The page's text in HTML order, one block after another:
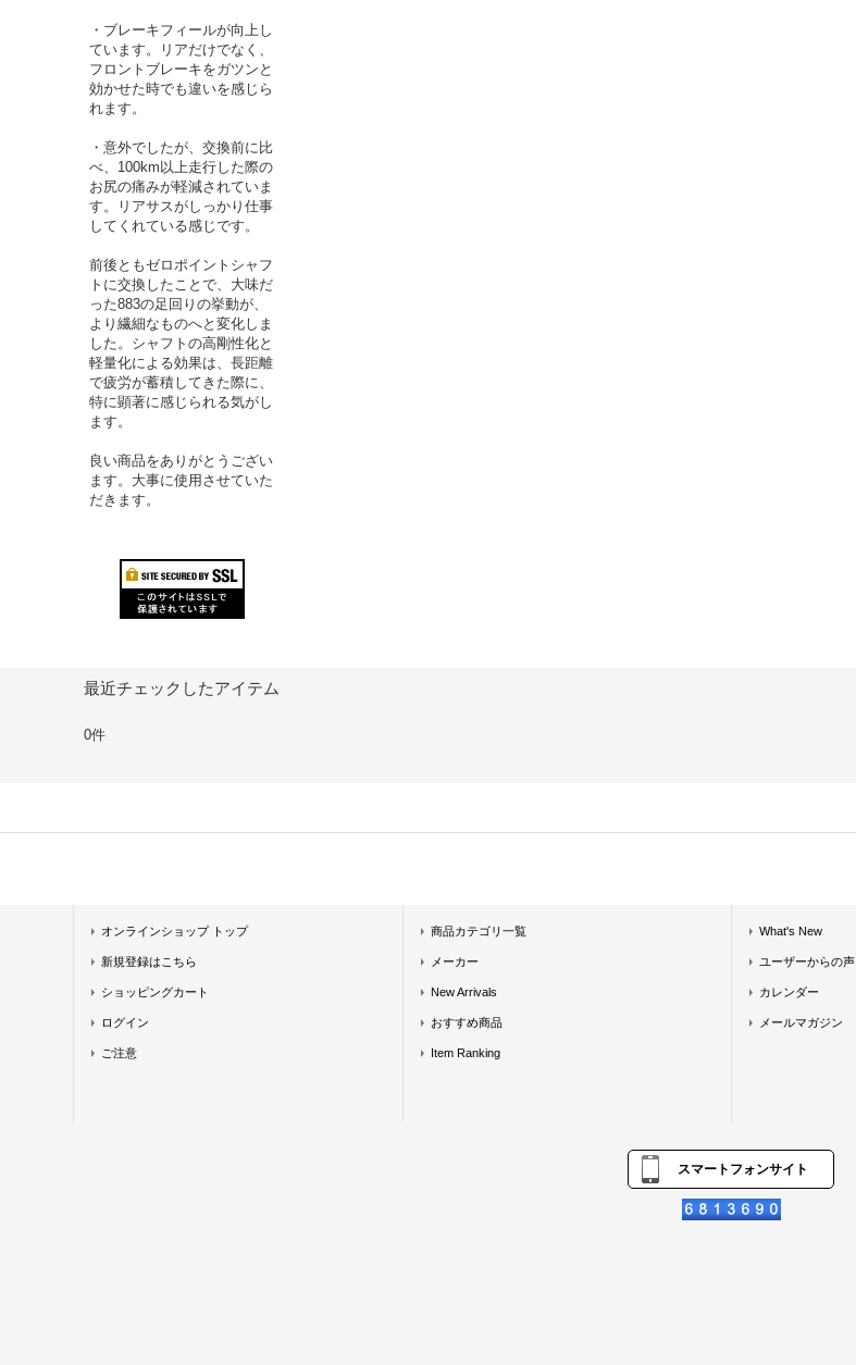
・ブレーキフィールが向上し
ています。リアだけでなく、
フロントブレーキをガツンと
効かせた時でも違いを感じら
れます。
・意外でしたが、交換前に比
べ、100km以上走行した際の
お尻の痛みが軽減されていま
す。リアサスがしっかり仕事
してくれている感じです。
前後ともゼロポイントシャフ
トに交換したことで、大味だ
った883の足回りの挙動が、
より繊細なものへと変化しま
した。シャフトの高剛性化と
軽量化による効果は、長距離
で疲労が蓄積してきた際に、
特に顕著に感じられる気がし
ます。
良い商品をありがとうござい
ます。大事に使用させていた
だきます。
最近チェックしたアイテム
0件
オンラインショップ トップ
新規登録はこちら
ショッピングカート
ログイン
ご注意
商品カテゴリ一覧
メーカー
New Arrivals
おすすめ商品
Item Ranking
What's New
ユーザーからの声
カレンダー
メールマガジン
スマートフォンサイト